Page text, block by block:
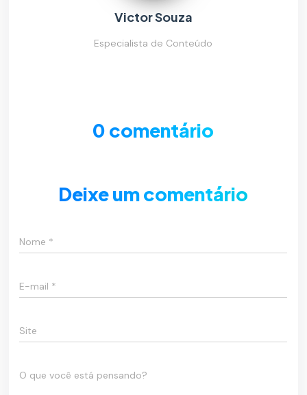
Victor Souza
Especialista de Conteúdo
0 comentário
Deixe um comentário
Nome *
E-mail *
Site
O que você está pensando?